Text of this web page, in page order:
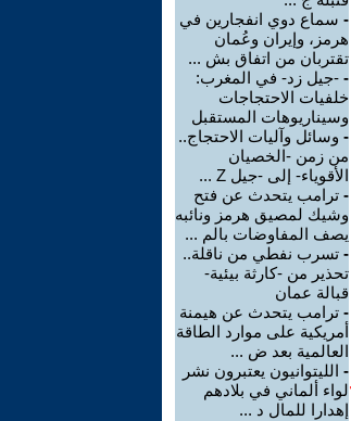
- سماع دوي انفجارين في
هرمز، وإيران وعُمان
تقتربان من اتفاق بش ...
- -جيل زد- في المغرب:
خلفيات الاحتجاجات
وسيناريوهات المستقبل
- وسائل وآليات الاحتجاج..
من زمن -الخصيان
الأقوياء- إلى -جيل Z ...
- ترامب يتحدث عن فتح
وشيك لمصيق هرمز ونائبه
يصف المفاوضات بالم ...
- تسرب نفطي من ناقلة..
تحذير من -كارثة بيئية-
قبالة عمان
- ترامب يتحدث عن هيمنة
أمريكية على موارد الطاقة
العالمية بعد ض ...
- الليتوانيون يعتبرون نشر
لواء ألماني في بلادهم
إهدارا للمال د ...